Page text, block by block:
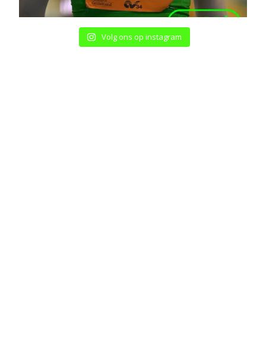
Volg ons op instagram